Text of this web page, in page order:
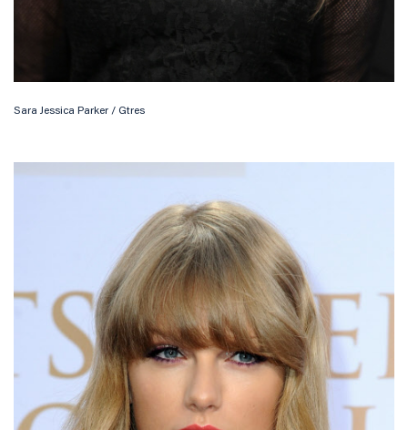
Sara Jessica Parker / Gtres